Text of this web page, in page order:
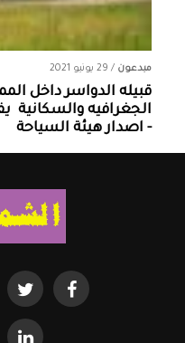
مبدعون / 29 يونيو 2021
قبيله الدواسر داخل
الجغرافيه والسكانية
- اصدار هيئة السياحة